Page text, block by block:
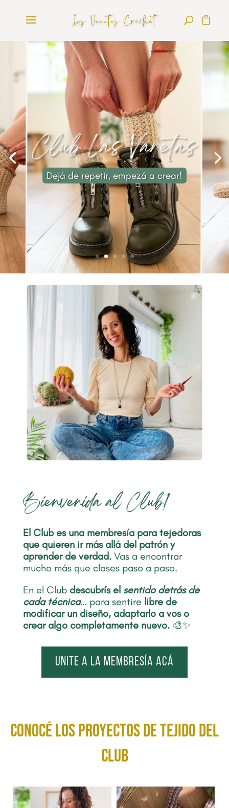
Club Las Varetas
Dejá de repetir, empezá a crear!
Bienvenida al Club!
El Club es una membresía para tejedoras
que quieren ir más allá del patrón y
aprender de verdad.Vas a encontrar
mucho más que clases paso a paso.
En el Club descubrís el sentido detrás de
cada técnica… para sentire libre de
modificar un diseño, adaptarlo a vos o
crear algo completamente nuevo.🎨✨
Unite a la membresía acá
conocé los Proyectos de tejido del
club